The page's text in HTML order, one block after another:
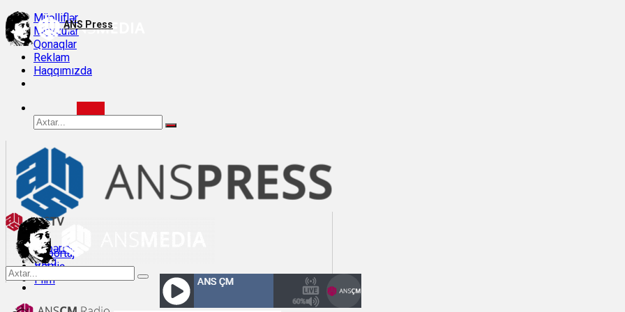
Müəlliflər
Mövzular
Qonaqlar
Reklam
Haqqımızda
Xəbərlər
Bloq
Müsahibə
Reportaj
Veriliş
Film
ANS Press